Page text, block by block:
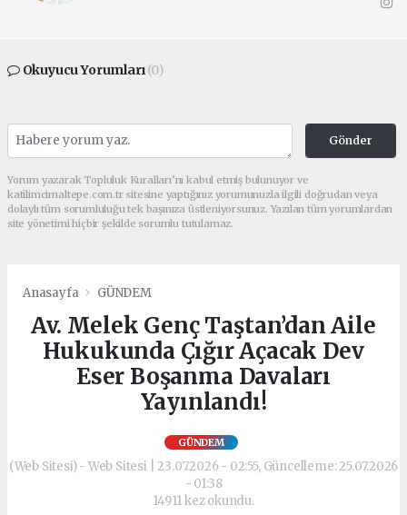
Okuyucu Yorumları(0)
Gönder
Yorum yazarak Topluluk Kuralları’nı kabul etmiş bulunuyor ve
katilimcimaltepe.com.tr sitesine yaptığınız yorumunuzla ilgili doğrudan veya
dolaylı tüm sorumluluğu tek başınıza üstleniyorsunuz. Yazılan tüm yorumlardan
site yönetimi hiçbir şekilde sorumlu tutulamaz.
Anasayfa GÜNDEM
Av. Melek Genç Taştan’dan Aile
Hukukunda Çığır Açacak Dev
Eser Boşanma Davaları
Yayınlandı!
GÜNDEM
(Web Sitesi) - Web Sitesi | 23.07.2026 - 02:55, Güncelleme: 25.07.2026
- 01:38
14911 kez okundu.